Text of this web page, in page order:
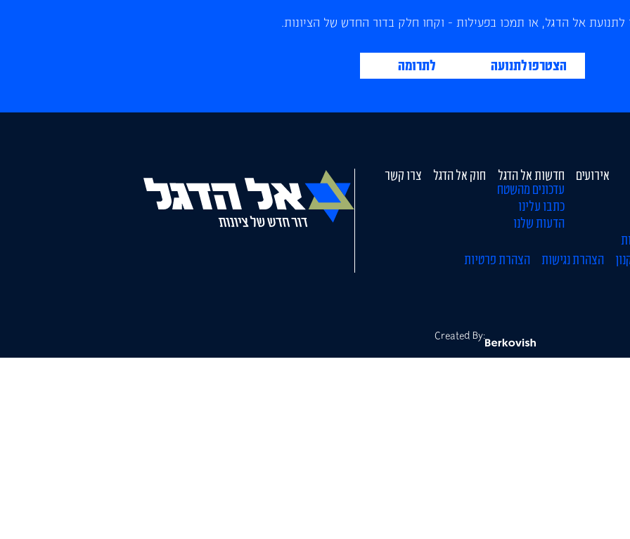
לתנועת אל הדגל, או תמכו בפעילות - וקחו חלק בדור החדש של הציונות.
הצטרפו לתנועה לתרומה
אירועים
חדשות אל הדגל
עדכונים מהשטח
כתבו עלינו
הדעות שלנו
חוק אל הדגל צרו קשר
הצהרת נגישות הצהרת פרטיות
Created By: